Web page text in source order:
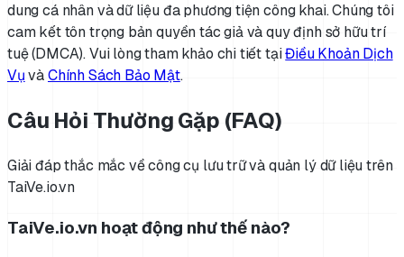
dung cá nhân và dữ liệu đa phương tiện công khai. Chúng tôi
cam kết tôn trọng bản quyền tác giả và quy định sở hữu trí
tuệ (DMCA). Vui lòng tham khảo chi tiết tạiĐiều Khoản Dịch
VụvàChính Sách Bảo Mật.
Câu Hỏi Thường Gặp (FAQ)
Giải đáp thắc mắc về công cụ lưu trữ và quản lý dữ liệu trên
TaiVe.io.vn
TaiVe.io.vn hoạt động như thế nào?